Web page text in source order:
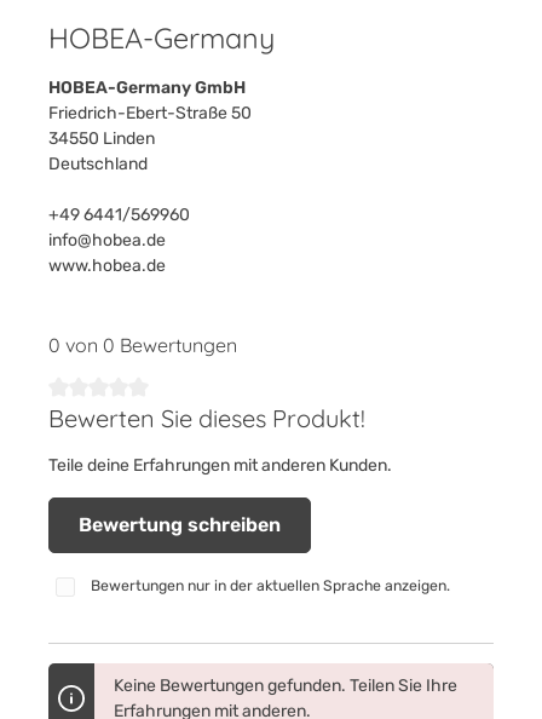
HOBEA-Germany
HOBEA-Germany GmbH
Friedrich-Ebert-Straße 50
34550 Linden
Deutschland
+49 6441/569960
info@hobea.de
www.hobea.de
0 von 0 Bewertungen
Durchschnittliche Bewertung von 0 von 5 Sternen
Bewerten Sie dieses Produkt!
Teile deine Erfahrungen mit anderen Kunden.
Bewertung schreiben
Bewertungen nur in der aktuellen Sprache anzeigen.
Keine Bewertungen gefunden. Teilen Sie Ihre
Erfahrungen mit anderen.